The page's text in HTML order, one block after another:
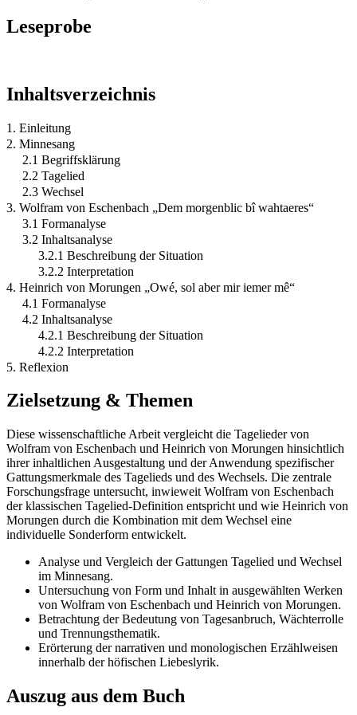
Leseprobe
Inhaltsverzeichnis
1. Einleitung
2. Minnesang
2.1 Begriffsklärung
2.2 Tagelied
2.3 Wechsel
3. Wolfram von Eschenbach „Dem morgenblic bî wahtaeres“
3.1 Formanalyse
3.2 Inhaltsanalyse
3.2.1 Beschreibung der Situation
3.2.2 Interpretation
4. Heinrich von Morungen „Owé, sol aber mir iemer mê“
4.1 Formanalyse
4.2 Inhaltsanalyse
4.2.1 Beschreibung der Situation
4.2.2 Interpretation
5. Reflexion
Zielsetzung & Themen
Diese wissenschaftliche Arbeit vergleicht die Tagelieder von
Wolfram von Eschenbach und Heinrich von Morungen hinsichtlich
ihrer inhaltlichen Ausgestaltung und der Anwendung spezifischer
Gattungsmerkmale des Tagelieds und des Wechsels. Die zentrale
Forschungsfrage untersucht, inwieweit Wolfram von Eschenbach
der klassischen Tagelied-Definition entspricht und wie Heinrich von
Morungen durch die Kombination mit dem Wechsel eine
individuelle Sonderform entwickelt.
Analyse und Vergleich der Gattungen Tagelied und Wechsel
im Minnesang.
Untersuchung von Form und Inhalt in ausgewählten Werken
von Wolfram von Eschenbach und Heinrich von Morungen.
Betrachtung der Bedeutung von Tagesanbruch, Wächterrolle
und Trennungsthematik.
Erörterung der narrativen und monologischen Erzählweisen
innerhalb der höfischen Liebeslyrik.
Auszug aus dem Buch